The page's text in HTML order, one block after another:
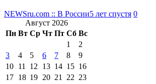
NEWSru.com :: В России5 лет спустя 0
Август 2026
Пн Вт Ср Чт Пт Сб Вс
1
2
3
4 5 6 7 8
9
10 11 12 13 14 15 16
17 18 19 20 21 22 23